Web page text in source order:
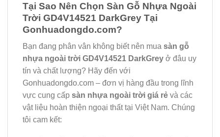
Tại Sao Nên Chọn Sàn Gỗ Nhựa Ngoài
Trời GD4V14521 DarkGrey Tại
Gonhuadongdo.com?
Bạn đang phân vân không biết nên mua sàn gỗ
nhựa ngoài trời GD4V14521 DarkGrey ở đâu uy
tín và chất lượng? Hãy đến với
Gonhuadongdo.com – đơn vị hàng đầu trong lĩnh
vực cung cấp sàn nhựa ngoài trời giá rẻ và các
vật liệu hoàn thiện ngoại thất tại Việt Nam. Chúng
tôi cam kết: